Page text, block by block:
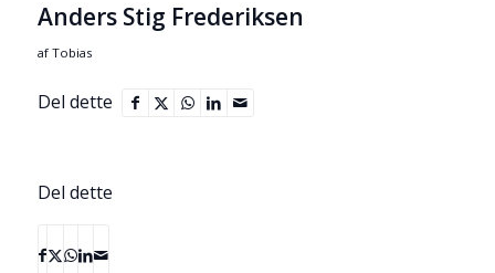
Anders Stig Frederiksen
af Tobias
Del dette
Del dette